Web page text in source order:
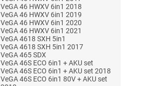
VeGA 46 HWXV 6in1 2018
VeGA 46 HWXV 6in1 2019
VeGA 46 HWXV 6in1 2020
VeGA 46 HWXV 6in1 2021
VeGA 4618 SXH 5in1
VeGA 4618 SXH 5in1 2017
VeGA 465 SDX
VeGA 46S ECO 6in1 + AKU set
VeGA 46S ECO 6in1 + AKU set 2018
VeGA 46S ECO 6in1 80V + AKU set